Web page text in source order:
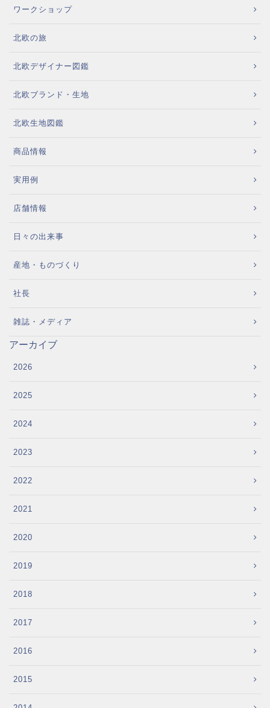
ワークショップ
北欧の旅
北欧デザイナー図鑑
北欧ブランド・生地
北欧生地図鑑
商品情報
実用例
店舗情報
日々の出来事
産地・ものづくり
社長
雑誌・メディア
アーカイブ
2026
2025
2024
2023
2022
2021
2020
2019
2018
2017
2016
2015